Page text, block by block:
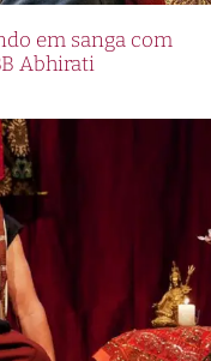
em sanga com
Abhirati